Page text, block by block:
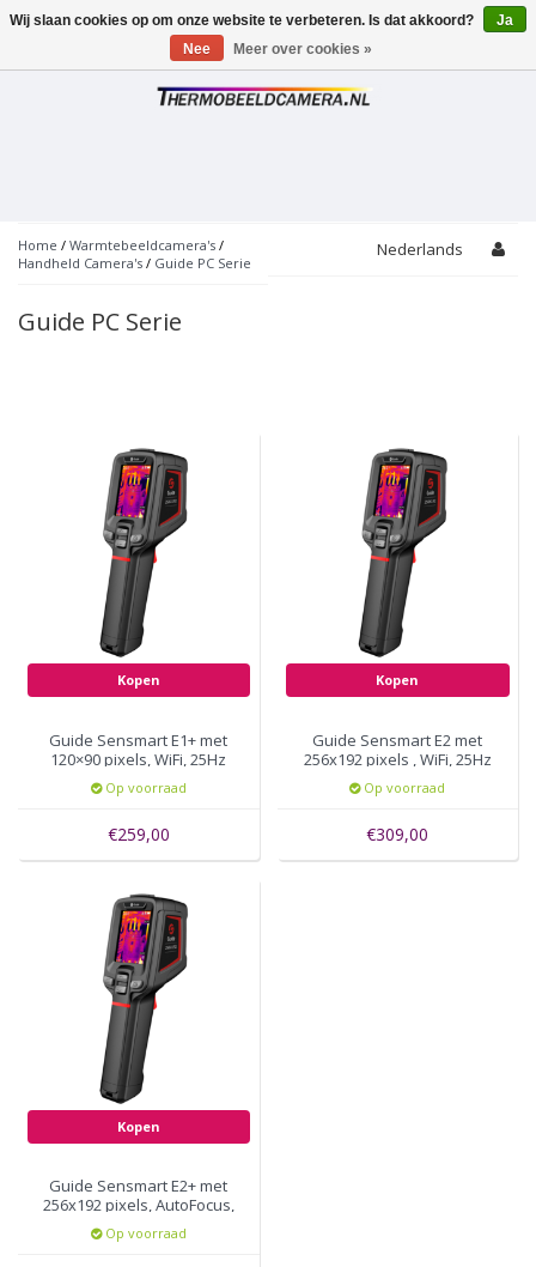
Toggle
Home / Warmtebeeldcamera's /
Handheld Camera's / Guide PC Serie
Nederlands
Guide PC Serie
Kopen
Guide Sensmart E1+ met
120×90 pixels, WiFi, 25Hz
Op voorraad
€259,00
Kopen
Guide Sensmart E2 met
256x192 pixels , WiFi, 25Hz
Op voorraad
€309,00
Kopen
Guide Sensmart E2+ met
256x192 pixels, AutoFocus,
WiFi, 25Hz
Op voorraad
Wij slaan cookies op om onze website te verbeteren. Is dat akkoord?
Ja
Nee
Meer over cookies »